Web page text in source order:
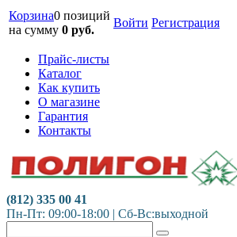
Корзина0 позиций
на сумму 0 руб.
Войти Регистрация
Прайс-листы
Каталог
Как купить
О магазине
Гарантия
Контакты
(812) 335 00 41
Пн-Пт: 09:00-18:00 | Сб-Вс:выходной